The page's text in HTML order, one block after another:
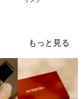
もっと見る